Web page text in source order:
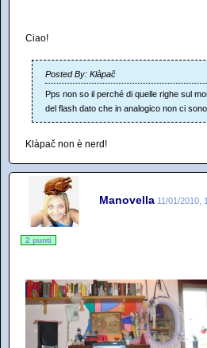
Ciao!
Posted By: Klàpač
Pps non so il perché di quelle righe sul
del flash dato che in analogico non ci
Klàpač non è nerd!
Manovella 11/01/2010,
2 punti